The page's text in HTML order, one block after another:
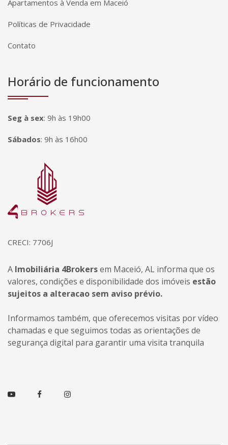
Apartamentos à Venda em Maceió
Políticas de Privacidade
Contato
Horário de funcionamento
Seg à sex: 9h às 19h00
Sábados: 9h às 16h00
Página inicial
CRECI: 7706J
A Imobiliária 4Brokersem Maceió, AL informa que os
valores, condições e disponibilidade dos imóveis estão
sujeitos a alteracao sem aviso prévio.
Informamos também, que oferecemos visitas por vídeo
chamadas e que seguimos todas as orientações de
segurança digital para garantir uma visita tranquila
Youtube FacebookInstagram